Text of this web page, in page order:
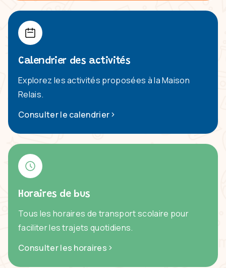
Calendrier des activités
Explorez les activités proposées à la Maison
Relais.
Consulter le calendrier
Horaires de bus
Tous les horaires de transport scolaire pour
faciliter les trajets quotidiens.
Consulter les horaires